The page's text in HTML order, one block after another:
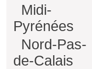
Midi-
Pyrénées
Nord-Pas-
de-Calais